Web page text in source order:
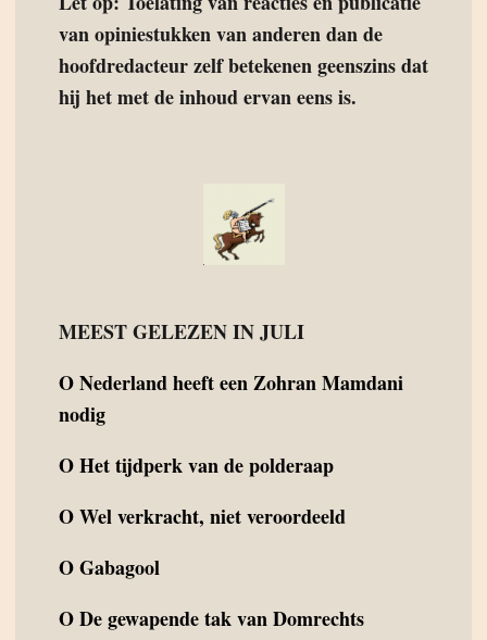
van opiniestukken van anderen dan de
hoofdredacteur zelf betekenen geenszins dat
hij het met de inhoud ervan eens is.
MEEST GELEZEN IN JULI
ONederland heeft een Zohran Mamdani
nodig
OHet tijdperk van de polderaap
OWel verkracht, niet veroordeeld
OGabagool
ODe gewapende tak van Domrechts